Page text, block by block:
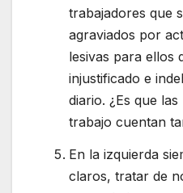
trabajadores que
agraviados por
lesivas para ellos
injustificado e
diario. ¿Es que
trabajo cuentan
En la izquierda
claros, tratar de